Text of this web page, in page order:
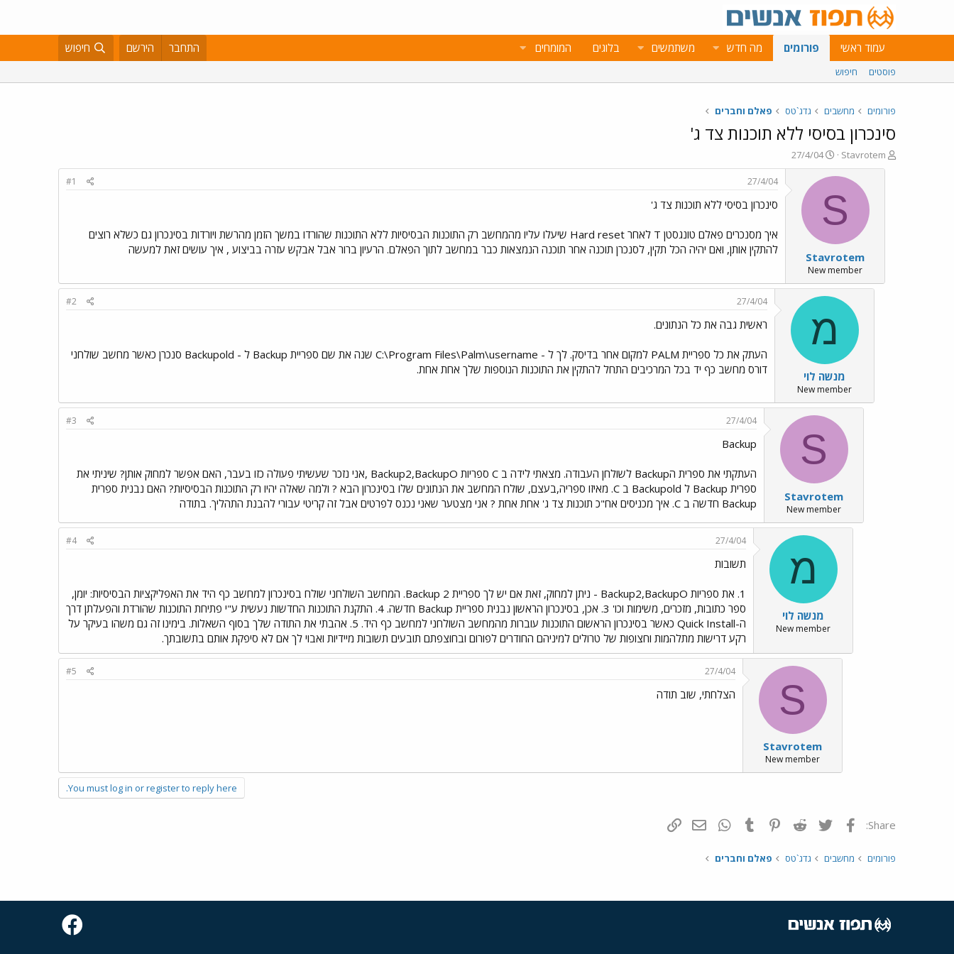
עמוד ראשי פורומים מה חדש משתמשים בלוגים המומחים התחבר הירשם חיפוש
פוסטים חיפוש
פורומים מחשבים גדג`טס פאלם וחברים
סינכרון בסיסי ללא תוכנות צד ג'
פ
ו
Stavrotem
פ
ו
ר
ב
א
ר
י
ך
27/4/04
S
Stavrotem
New member
27/4/04
#1
סינכרון בסיסי ללא תוכנות צד ג'
איך מסנכרים פאלם טונגסטן T לאחר Hard reset שיעלו עליו מהמחשב רק התוכנות הבסיסיות ללא התוכנות שהורדו במשך הזמן מהרשת ויורדות בסינכרון גם כשלא רוצים
להתקין אותן, ואם יהיה הכל תקין, לסנכרן תוכנה אחר תוכנה הנמצאות כבר במחשב לתוך הפאלם. הרעיון ברור אבל אבקש עזרה בביצוע , איך עושים זאת למעשה
מ
מנשה לוי
New member
27/4/04
#2
ראשית גבה את כל הנתונים.
העתק את כל ספריית PALM למקום אחר בדיסק. לך ל - C:\Program Files\Palm\username שנה את שם ספריית Backup ל - Backupold סנכרן כאשר מחשב שולחני
דורס מחשב כף יד בכל המרכיבים התחל להתקין את התוכנות הנוספות שלך אחת אחת.
S
Stavrotem
New member
27/4/04
#3
Backup
העתקתי את ספרית הBackup לשולחן העבודה. מצאתי לידה ב C ספריות Backup2,BackupO ,אני נזכר שעשיתי פעולה כזו בעבר, האם אפשר למחוק אותן? שיניתי את
ספרית Backup ל Backupold ב C. מאיזו ספריה,בעצם, שולח המחשב את הנתונים שלו בסינכרון הבא ? ולמה שאלה יהיו רק התוכנות הבסיסיות? האם נבנית ספרית
Backup חדשה ב C. איך מכניסים אח"כ תוכנות צד ג' אחת אחת ? אני מצטער שאני נכנס לפרטים אבל זה קריטי עבורי להבנת התהליך. בתודה
מ
מנשה לוי
New member
27/4/04
#4
תשובות
1. את ספריות Backup2,BackupO - ניתן למחוק, זאת אם יש לך ספריית Backup 2. המחשב השולחני שולח בסינכרון למחשב כף היד את האפליקציות הבסיסיות: יומן,
ספר כתובות, מזכרים, משימות וכו' 3. אכן, בסינכרון הראשון נבנית ספריית Backup חדשה. 4. התקנת התוכנות החדשות נעשית ע"י פתיחת התוכנות שהורדת והפעלתן דרך
ה-Quick Install כאשר בסינכרון הראשום התוכנות עוברות מהמחשב השולחני למחשב כף היד. 5. אהבתי את התודה שלך בסוף השאלות. בימינו זה גם משהו בעיקר על
רקע דרישות מתלהמות וחצופות של טרולים למיניהם החודרים לפורום ובחוצפתם תובעים תשובות מיידיות ואבוי לך אם לא סיפקת אותם בתשובתך.
S
Stavrotem
New member
27/4/04
#5
הצלחתי, שוב תודה
You must log in or register to reply here.
Share: פייסבוק Twitter
Reddit
Pinterest
Tumblr
WhatsAppדואר אלקטרוני
פורומים מחשבים גדג`טס פאלם וחברים